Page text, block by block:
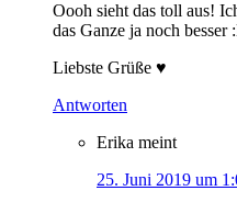
Oooh sieht das toll aus!
das Ganze ja noch
Liebste Grüße ♥
Antworten
Erika meint
25. Juni 2019 um